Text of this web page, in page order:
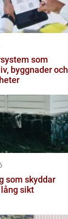
som
byggnader och
som skyddar
lång sikt